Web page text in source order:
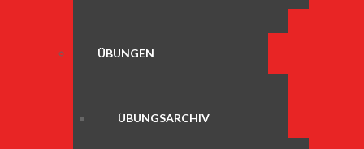
ÜBUNGEN
ÜBUNGSARCHIV